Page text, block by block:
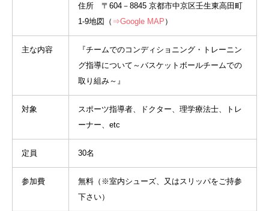
住所 〒604－8845 京都市中京区壬生東高田町
1-9地図（ ⇒Google MAP ）
主な内容
『チームでのコンディショニング・トレーニン
グ指導について～バスケットボールチームでの
取り組み～』
対象
スポーツ指導者、ドクター、理学療法士、トレ
ーナー、etc
定員 30名
参加費
無料（※室内シューズ、又はスリッパをご持参
下さい）